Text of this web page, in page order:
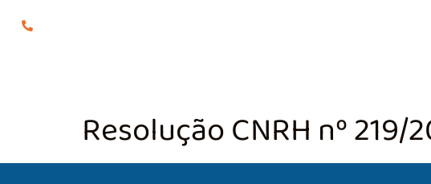
Resolução CNRH nº 219/